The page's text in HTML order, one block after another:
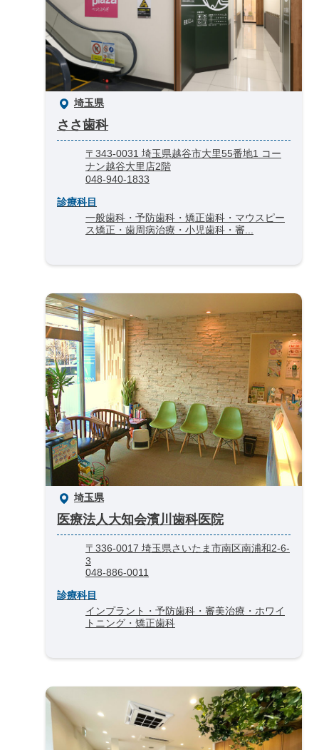
埼玉県
ささ歯科
〒343-0031 埼玉県越谷市大里55番地1 コー
ナン越谷大里店2階
048-940-1833
診療科目
一般歯科・予防歯科・矯正歯科・マウスピー
ス矯正・歯周病治療・小児歯科・審...
埼玉県
医療法人大知会濱川歯科医院
〒336-0017 埼玉県さいたま市南区南浦和2-6-
3
048-886-0011
診療科目
インプラント・予防歯科・審美治療・ホワイ
トニング・矯正歯科